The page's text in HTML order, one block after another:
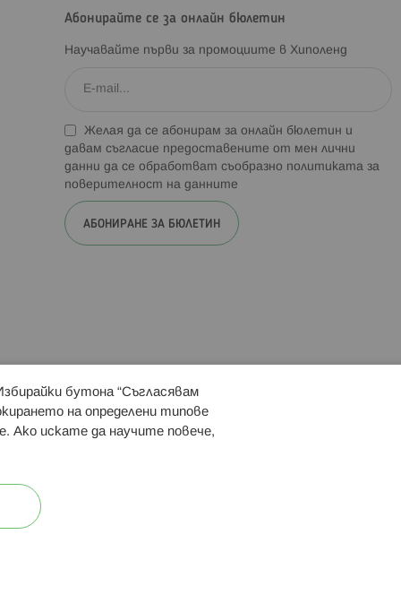
Абонирайте се за онлайн бюлетин
Научавайте първи за промоциите в Хиполенд
Желая да се абонирам за онлайн бюлетин и
давам съгласие предоставените от мен лични
данни да се обработват съобразно политиката за
поверителност на данните
АБОНИРАНЕ ЗА БЮЛЕТИН
ни:
бутона “Съгласявам
на определени типове
Ако искате да научите повече,